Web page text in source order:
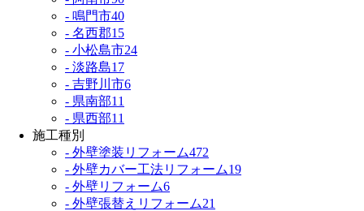
- 鳴門市40
- 名西郡15
- 小松島市24
- 淡路島17
- 吉野川市6
- 県南部11
- 県西部11
施工種別
- 外壁塗装リフォーム472
- 外壁カバー工法リフォーム19
- 外壁リフォーム6
- 外壁張替えリフォーム21